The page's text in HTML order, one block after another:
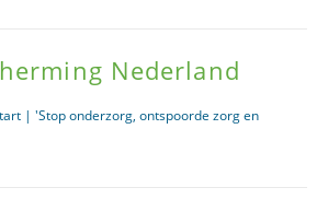
Nederland
| 'Stop onderzorg, ontspoorde zorg en